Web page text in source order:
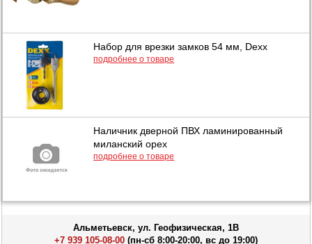
Набор для врезки замков 54 мм, Dexx
подробнее о товаре
Наличник дверной ПВХ ламинированный
миланский орех
подробнее о товаре
Альметьевск, ул. Геофизическая, 1В
+7 939 105-08-00(пн-сб 8:00-20:00, вс до 19:00)